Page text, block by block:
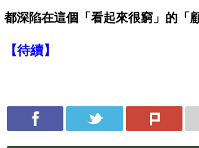
都深陷在這個「看起來很窮」的「
【待續】